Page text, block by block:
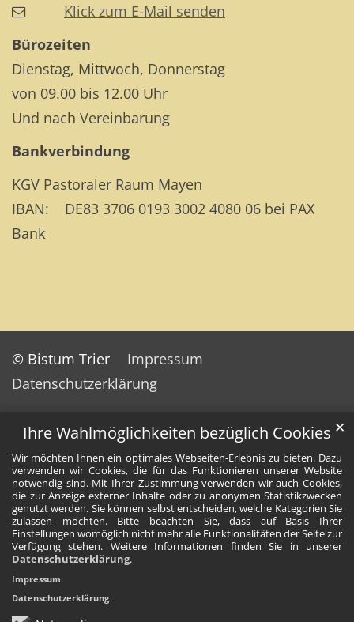
Ihre Wahlmöglichkeiten bezüglich Cookies
Wir möchten Ihnen ein optimales Webseiten-Erlebnis zu bieten. Dazu
verwenden wir Cookies, die für das Funktionieren unserer Website
notwendig sind. Mit Ihrer Zustimmung verwenden wir auch Cookies,
die zur Anzeige externer Inhalte oder zu anonymen Statistikzwecken
genutzt werden. Sie können selbst entscheiden, welche Kategorien Sie
zulassen möchten. Bitte beachten Sie, dass auf Basis Ihrer
Einstellungen womöglich nicht mehr alle Funktionalitäten der Seite zur
Verfügung stehen. Weitere Informationen finden Sie in unserer
Datenschutzerklärung.
✕
Impressum
Datenschutzerklärung
Klick zum E-Mail senden
Bürozeiten
Dienstag, Mittwoch, Donnerstag
von 09.00 bis 12.00 Uhr
Und nach Vereinbarung
Bankverbindung
KGV Pastoraler Raum Mayen
IBAN: DE83 3706 0193 3002 4080 06 bei PAX
Bank
© Bistum Trier
Impressum
Datenschutzerklärung